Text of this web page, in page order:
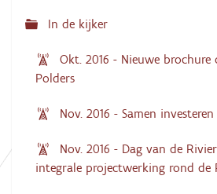
In de kijker
Okt. 2016 - Nieuwe brochure
Polders
Nov. 2016 - Samen
Nov. 2016 - Dag van de
integrale projectwerking rond de